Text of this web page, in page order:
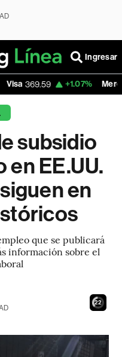
Ingresar
+1.07% MercadoLibre
subsidio
EE.UU.
en
que se publicará
información sobre el
20